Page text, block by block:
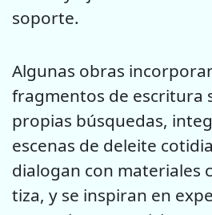
soporte.
Algunas obras
fragmentos de escritura
propias búsquedas,
escenas de deleite
dialogan con materiales
tiza, y se inspiran en